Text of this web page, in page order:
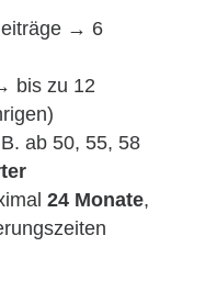
→ 6
bis zu 12
ab 50, 55, 58
24 Monate,